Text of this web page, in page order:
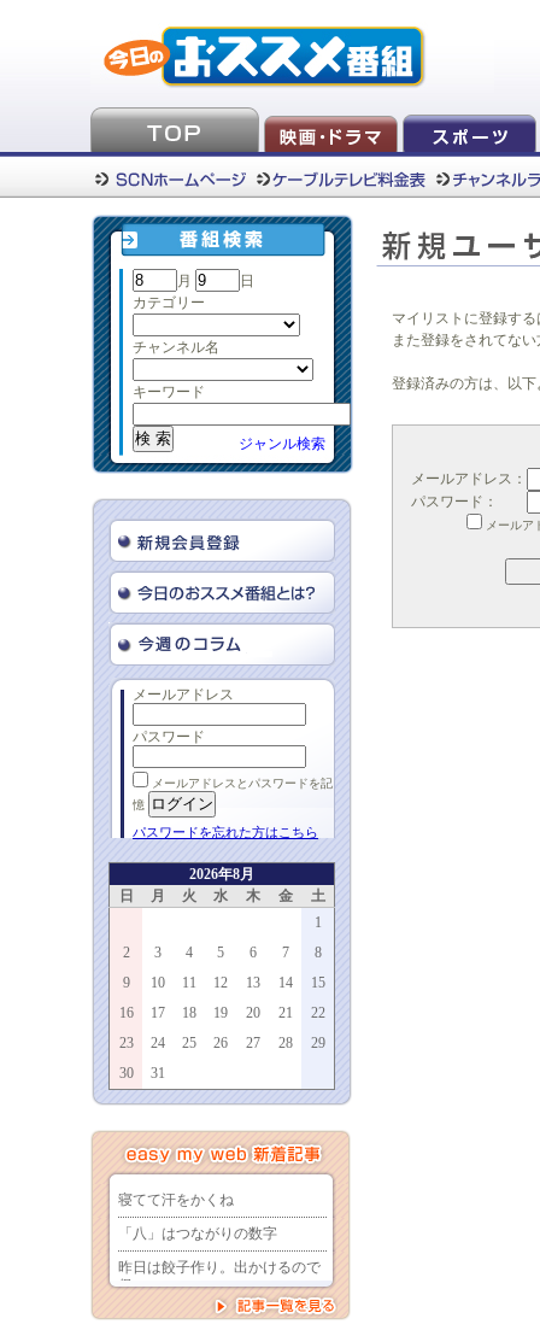
月
日
カテゴリー
チャンネル名
キーワード
ジャンル検索
メールアドレス
パスワード
メールアドレスとパスワードを記
憶
パスワードを忘れた方はこちら
2026年8月
日
月 火 水 木 金
土
1
2
3 4 5 6 7
8
9
10 11 12 13 14
15
16
17 18 19 20 21
22
23
24 25 26 27 28
29
30
31
マイリストに登録す
また登録をされてな
登録済みの方は、以
メールアドレス：
パスワード：
メールア